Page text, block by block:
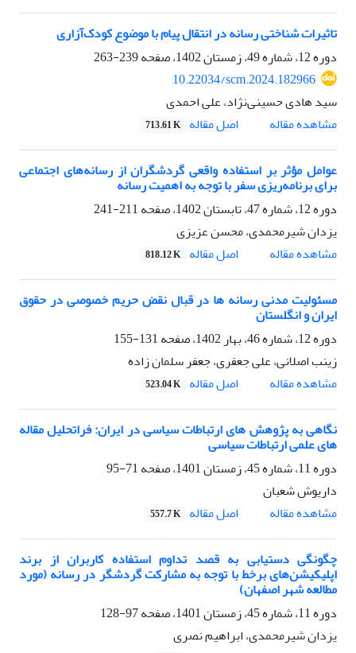
تاثیرات شناختی رسانه در انتقال پیام با موضوع کودک‌آزاری
دوره 12، شماره 49، زمستان 1402، صفحه
239-263
10.22034/scm.2024.182966
سید هادی حسینی‌نژاد، علی احمدی
مشاهده مقاله
اصل مقاله 713.61 K
عوامل مؤثر بر استفاده واقعی گردشگران از رسانه‌های اجتماعی
برای برنامه‌ریزی سفر با توجه به اهمیت رسانه
دوره 12، شماره 47، تابستان 1402، صفحه
211-241
یزدان شیرمحمدی، محسن عزیزی
مشاهده مقاله
اصل مقاله 818.12 K
مسئولیت مدنی رسانه ها در قبال نقض حریم خصوصی در حقوق
ایران و انگلستان
دوره 12، شماره 46، بهار 1402، صفحه
131-155
زینب اصلانی، علی جعفری، جعفر سلمان زاده
مشاهده مقاله
اصل مقاله 523.04 K
نگاهی به پژوهش های ارتباطات سیاسی در ایران: فراتحلیل مقاله
های علمی ارتباطات سیاسی
دوره 11، شماره 45، زمستان 1401، صفحه
71-95
داریوش شعبان
مشاهده مقاله
اصل مقاله 557.7 K
چگونگی دستیابی به قصد تداوم استفاده کاربران از برند
اپلیکیشن‌های برخط با توجه به مشارکت گردشگر در رسانه (مورد
مطالعه شهر اصفهان)
دوره 11، شماره 45، زمستان 1401، صفحه
97-128
یزدان شیرمحمدی، ابراهیم نصری